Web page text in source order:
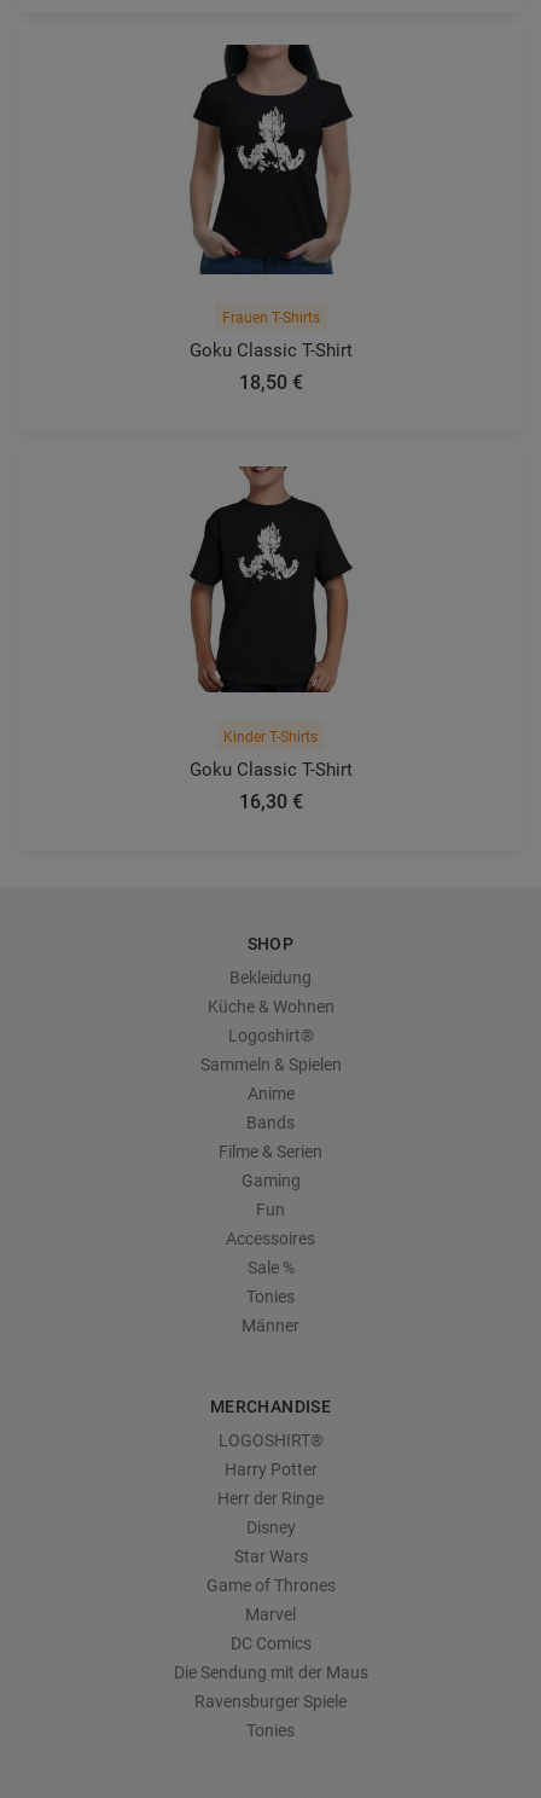
Frauen T-Shirts
Goku Classic T-Shirt
18,50 €
Kinder T-Shirts
Goku Classic T-Shirt
16,30 €
SHOP
Bekleidung
Küche & Wohnen
Logoshirt®
Sammeln & Spielen
Anime
Bands
Filme & Serien
Gaming
Fun
Accessoires
Sale %
Tonies
Männer
MERCHANDISE
LOGOSHIRT®
Harry Potter
Herr der Ringe
Disney
Star Wars
Game of Thrones
Marvel
DC Comics
Die Sendung mit der Maus
Ravensburger Spiele
Tonies